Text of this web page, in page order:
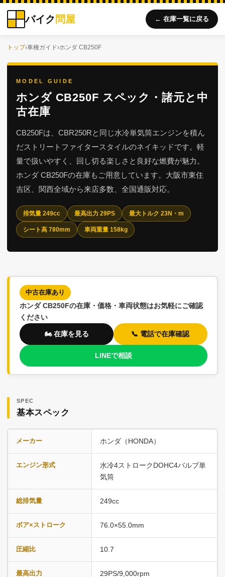
バイク 問屋 ← 在庫一覧に戻る
トップ›車種ガイド›ホンダ CB250F
MODEL GUIDE
ホンダ CB250F スペック・諸元と中
古在庫
CB250Fは、CBR250Rと同じ水冷単気筒エンジンを積ん
だストリートファイタースタイルのネイキッドです。軽
量で扱いやすく、回し切る楽しさと良好な燃費が魅力。
ホンダ CB250Fの在庫もご用意しています。大阪市東住
吉区、関西全域から来店多数、全国通販対応。
排気量 249cc 最高出力 29PS 最大トルク 23N・m
シート高 780mm 車両重量 158kg
中古在庫あり
ホンダ CB250Fの在庫・価格・車両状態はお気軽にご確認
ください
🏍️ 在庫を見る 📞 電話で在庫確認
LINEで相談
SPEC
基本スペック
メーカー ホンダ（HONDA）
エンジン形式
水冷4ストロークDOHC4バルブ単
気筒
総排気量 249cc
ボア×ストローク 76.0×55.0mm
圧縮比 10.7
最高出力 29PS/9,000rpm